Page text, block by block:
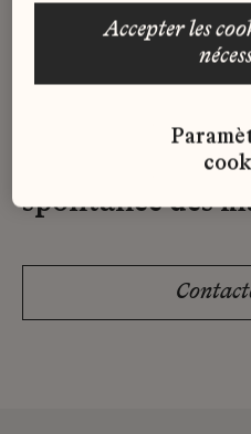
Vous n'avez
qui correspond
Envoyez-nous
spontanée dès
accepter les cookies strictement